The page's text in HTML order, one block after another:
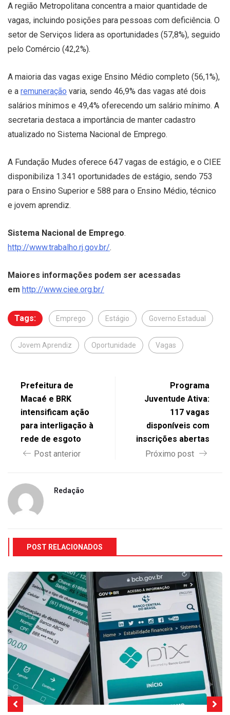
A região Metropolitana concentra a maior quantidade de
vagas, incluindo posições para pessoas com deficiência. O
setor de Serviços lidera as oportunidades (57,8%), seguido
pelo Comércio (42,2%).
A maioria das vagas exige Ensino Médio completo (56,1%),
e a remuneração varia, sendo 46,9% das vagas até dois
salários mínimos e 49,4% oferecendo um salário mínimo. A
secretaria destaca a importância de manter cadastro
atualizado no Sistema Nacional de Emprego.
A Fundação Mudes oferece 647 vagas de estágio, e o CIEE
disponibiliza 1.341 oportunidades de estágio, sendo 753
para o Ensino Superior e 588 para o Ensino Médio, técnico
e jovem aprendiz.
Sistema Nacional de Emprego.
http://www.trabalho.rj.gov.br/.
Maiores informações podem ser acessadas
em http://www.ciee.org.br/
Tags: Emprego Estágio Governo Estadual
Jovem Aprendiz Oportunidade Vagas
Prefeitura de
Macaé e BRK
intensificam ação
para interligação à
rede de esgoto
Post anterior
Programa
Juventude Ativa:
117 vagas
disponíveis com
inscrições abertas
Próximo post
Redação
POST RELACIONADOS